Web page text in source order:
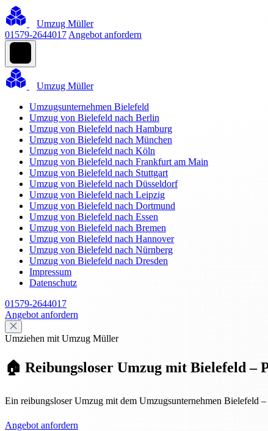
Umzug Müller
01579-2644017 Angebot anfordern
Umzug Müller
Umzugsunternehmen Bielefeld
Umzug von Bielefeld nach Berlin
Umzug von Bielefeld nach Hamburg
Umzug von Bielefeld nach München
Umzug von Bielefeld nach Köln
Umzug von Bielefeld nach Frankfurt am Main
Umzug von Bielefeld nach Stuttgart
Umzug von Bielefeld nach Düsseldorf
Umzug von Bielefeld nach Leipzig
Umzug von Bielefeld nach Dortmund
Umzug von Bielefeld nach Essen
Umzug von Bielefeld nach Bremen
Umzug von Bielefeld nach Hannover
Umzug von Bielefeld nach Nürnberg
Umzug von Bielefeld nach Dresden
Impressum
Datenschutz
01579-2644017
Angebot anfordern
Umziehen mit Umzug Müller
🏠 Reibungsloser Umzug mit Bielefeld –
Ein reibungsloser Umzug mit dem Umzugsunternehmen Bielefeld
Angebot anfordern